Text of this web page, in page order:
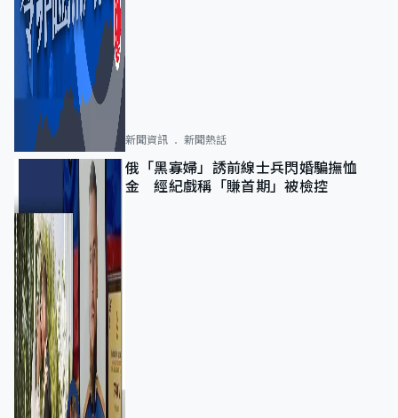
新聞資訊 新聞熱話
俄「黑寡婦」誘前線士兵閃婚騙撫恤
金 經紀戲稱「賺首期」被檢控